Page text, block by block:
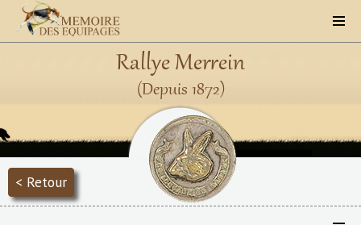
Rallye Merrein
(Depuis 1872)
< Retour